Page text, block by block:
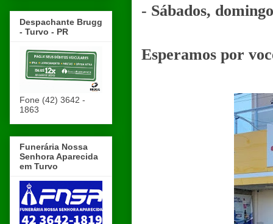
- Sábados,
Esperamos por
Despachante Brugg
- Turvo - PR
Fone (42) 3642 -
1863
Funerária Nossa
Senhora Aparecida
em Turvo